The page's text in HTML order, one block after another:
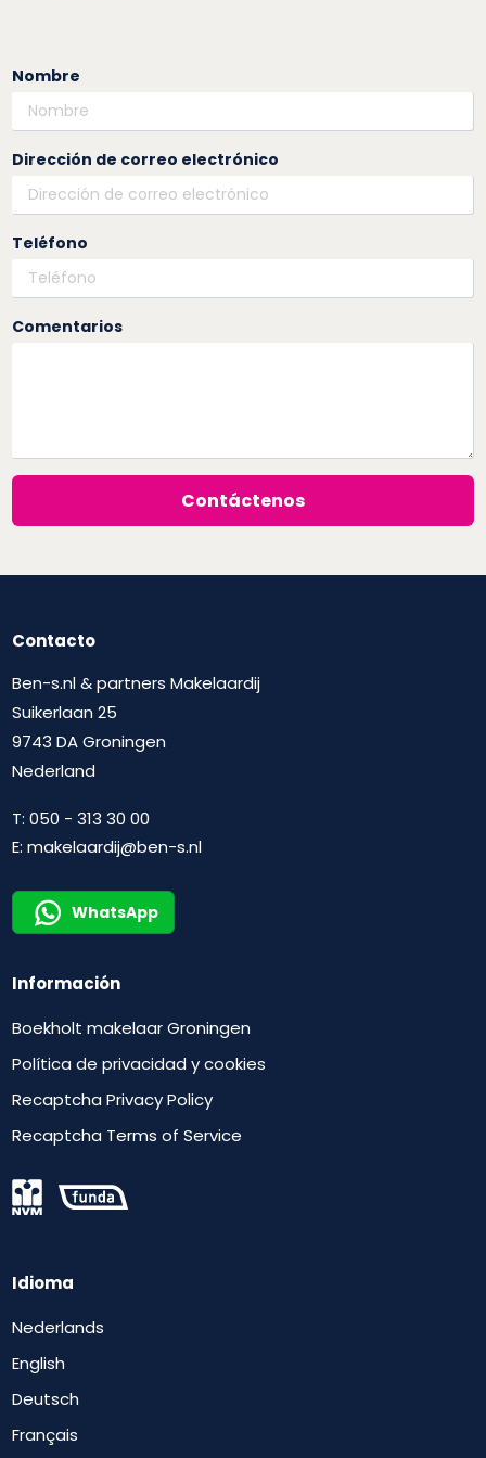
Nombre
Dirección de correo electrónico
Teléfono
Comentarios
Contáctenos
Contacto
Ben-s.nl & partners Makelaardij
Suikerlaan 25
9743 DA Groningen
Nederland
T:050 - 313 30 00
E:makelaardij@ben-s.nl
WhatsApp
Información
Boekholt makelaar Groningen
Política de privacidad y cookies
Recaptcha Privacy Policy
Recaptcha Terms of Service
Idioma
Nederlands
English
Deutsch
Français